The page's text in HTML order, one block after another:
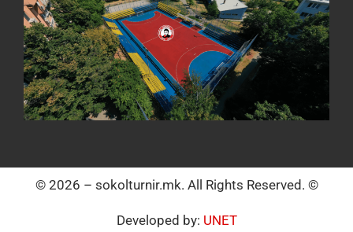
© 2026 – sokolturnir.mk. All Rights Reserved. ©
Developed by: UNET